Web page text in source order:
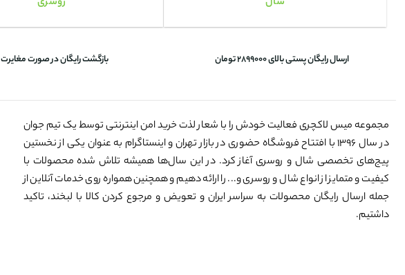
ارسال رایگان پستی بالای 2899000 تومان بازگشت رایگان در صورت مغایرت
مجموعه میس لاکچری فعالیت خودش را با شعار لذت خرید امن اینترنتی توسط یک تیم جوان
در سال ۱۳۹۶ با افتتاح فروشگاه حضوری در بازار تهران و اینستاگرام به عنوان یکی از نخستین
پیج‌های تخصصی شال و روسری آغاز کرد. در این سال‌ها همیشه تلاش شده محصولات با
کیفیت و متمایز از انواع شال و روسری و... را ارائه دهیم و همچنین همواره روی خدمات آنلاین از
جمله ارسال رایگان محصولات به سراسر ایران و تعویض و مرجوع کردن کالا با لبخند، تاکید
داشتیم.